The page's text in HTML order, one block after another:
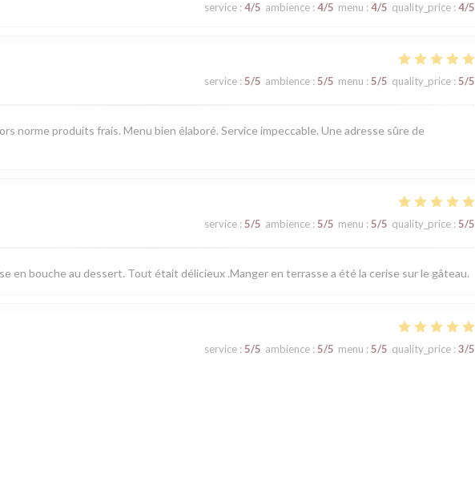
service : 4/5 ambience : 4/5 menu : 4/5 quality_price : 4/5
service : 5/5 ambience : 5/5 menu : 5/5 quality_price : 5/5
norme produits frais. Menu bien élaboré. Service impeccable. Une adresse sûre de
service : 5/5 ambience : 5/5 menu : 5/5 quality_price : 5/5
en bouche au dessert. Tout était délicieux .Manger en terrasse a été la cerise sur le gâteau.
service : 5/5 ambience : 5/5 menu : 5/5 quality_price : 3/5